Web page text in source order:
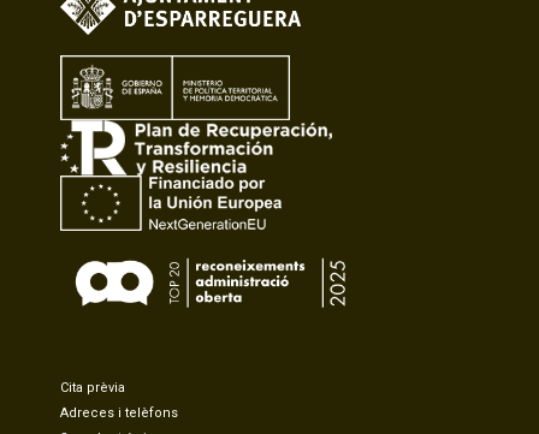
Cita prèvia
Adreces i telèfons